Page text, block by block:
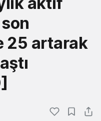
son
25 artarak